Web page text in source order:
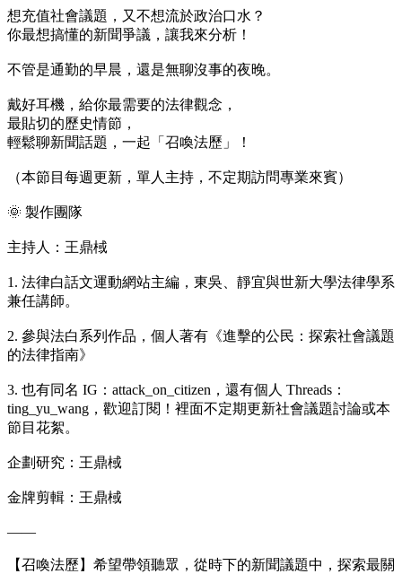
想充值社會議題，又不想流於政治口水？
你最想搞懂的新聞爭議，讓我來分析！
不管是通勤的早晨，還是無聊沒事的夜晚。
戴好耳機，給你最需要的法律觀念，
最貼切的歷史情節，
輕鬆聊新聞話題，一起「召喚法歷」！
（本節目每週更新，單人主持，不定期訪問專業來賓）
🌞 製作團隊
主持人：王鼎棫
1. 法律白話文運動網站主編，東吳、靜宜與世新大學法律學系
兼任講師。
2. 參與法白系列作品，個人著有《進擊的公民：探索社會議題
的法律指南》
3. 也有同名 IG：attack_on_citizen，還有個人 Threads：
ting_yu_wang，歡迎訂閱！裡面不定期更新社會議題討論或本
節目花絮。
企劃研究：王鼎棫
金牌剪輯：王鼎棫
——
【召喚法歷】希望帶領聽眾，從時下的新聞議題中，探索最關